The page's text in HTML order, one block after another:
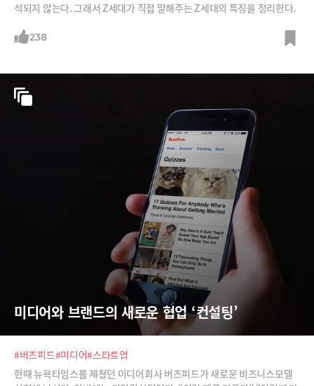
석되지 않는다. 그래서 Z세대가 직접 말해주는 Z세대의 특징을 정리한다.
238
미디어와 브랜드의 새로운 협업 ‘컨설팅’
#버즈피드#미디어#스타트업
한때 뉴욕타임스를 제쳤던 미디어회사 버즈피드가 새로운 비즈니스모델